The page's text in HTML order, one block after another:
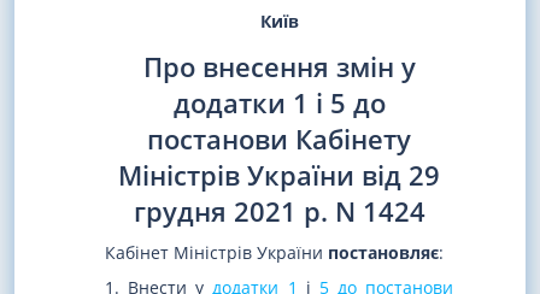
Київ
Про внесення змін у
додатки 1 і 5 до
постанови Кабінету
Міністрів України від 29
грудня 2021 р. N 1424
Кабінет Міністрів України постановляє:
1. Внести удодатки 1 і 5 до постанови